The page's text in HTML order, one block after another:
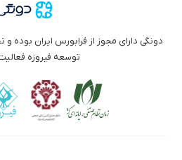
دونگی دارای مجوز از فرابورس ایران بوده
توسعه فیروزه